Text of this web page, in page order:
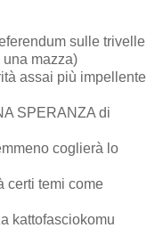
sulle trivelle
una mazza)
assai più impellente
SPERANZA di
coglierà lo
certi temi come
kattofasciokomu